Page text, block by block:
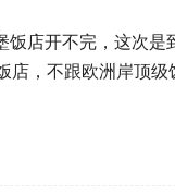
店开不完，这次是
店，不跟欧洲岸顶